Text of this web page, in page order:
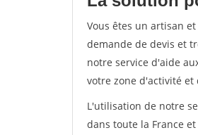
Vous êtes un artisan
demande de devis et
notre service d'aide
votre zone d'activité
L'utilisation de notre
dans toute la France